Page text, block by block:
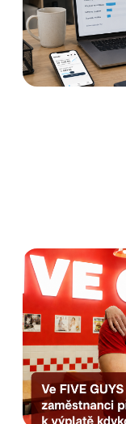
Číst dále
Five
kdykoliv
Anetou
Číst dále